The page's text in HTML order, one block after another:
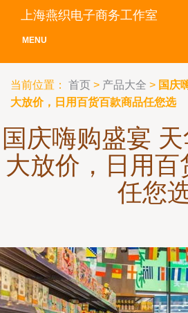
上海燕织电子商务工作室
MENU
当前位置： 首页 > 产品大全 > 国庆
大放价，日用百货百款商品任您选
国庆嗨购盛宴
大放价，日用百
任您